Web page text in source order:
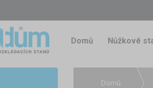
Domů Nůžkové
Domů